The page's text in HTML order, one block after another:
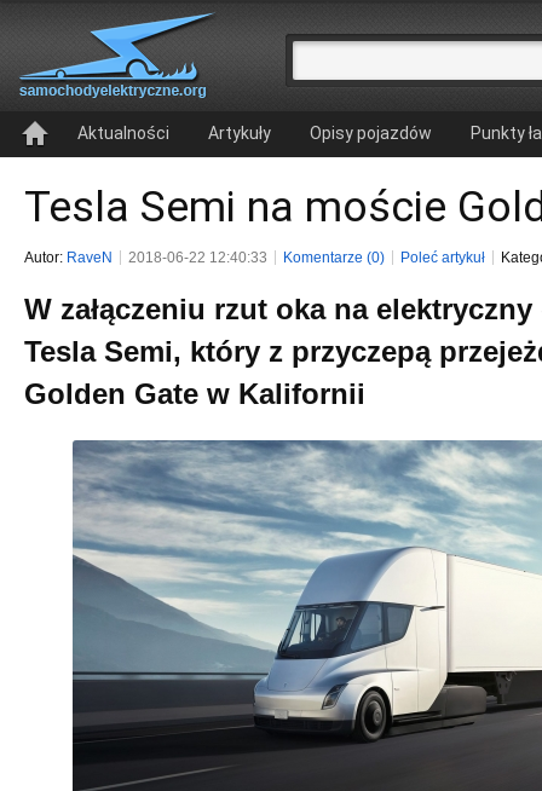
Aktualności Artykuły Opisy pojazdów Punkty
Tesla Semi na moście
Autor: RaveN 2018-06-22 12:40:33 Komentarze (0) Poleć artykuł
W załączeniu rzut oka na
Tesla Semi, który z przyczepą
Golden Gate w Kalifornii